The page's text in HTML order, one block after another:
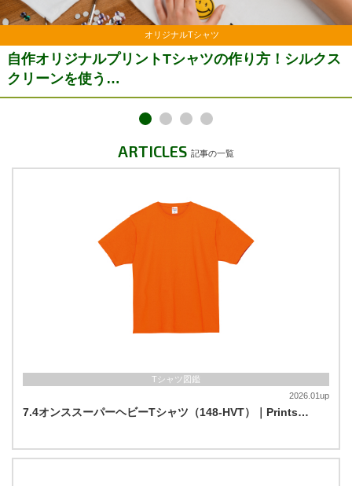
調査レポート
シャツの作り方！シルクス
Tシャツの生地の素材
3
ARTICLES 記事の一覧
Tシャツ図鑑
2026.01up
7.4オンススーパーヘビーTシャツ（148-HVT）｜Prints…